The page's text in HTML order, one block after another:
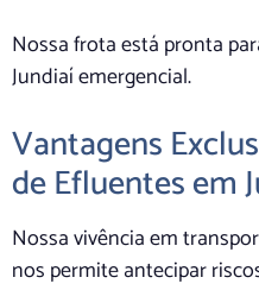
Nossa frota está pronta
Jundiaí emergencial.
Vantagens
de Efluentes em
Nossa vivência em
nos permite antecipar